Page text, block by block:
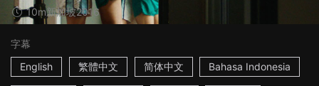
10m新加坡2016
字幕
English
繁體中文 简体中文 Bahasa Indonesia